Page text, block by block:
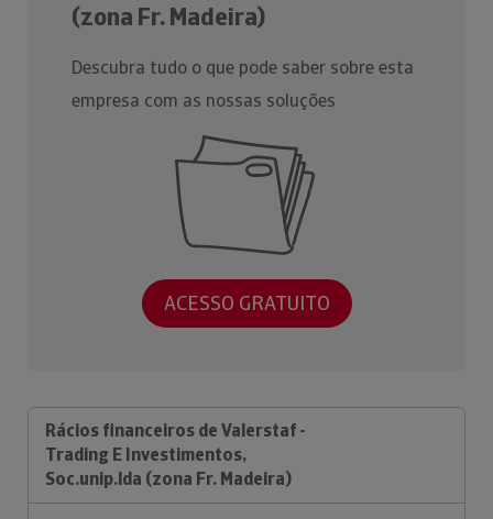
(zona Fr. Madeira)
Descubra tudo o que pode saber sobre esta
empresa com as nossas soluções
ACESSO GRATUITO
Rácios financeiros de Valerstaf -
Trading E Investimentos,
Soc.unip.lda (zona Fr. Madeira)